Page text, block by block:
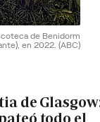
de Benidorm
en 2022. (ABC)
de
todo el